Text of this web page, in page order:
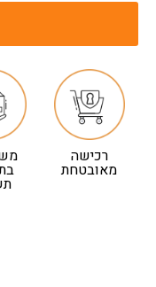
רכישה
מאובטחת